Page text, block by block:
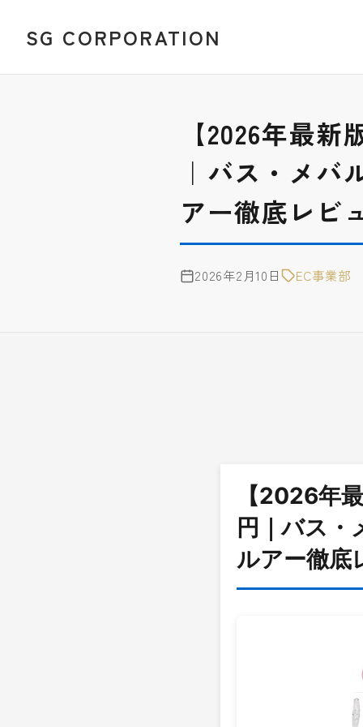
SG CORPORATION
【2026年最
｜バス・メ
アー徹底レビ
2026年2月10日 EC事業部
【2026年
円｜バス
ルアー徹底